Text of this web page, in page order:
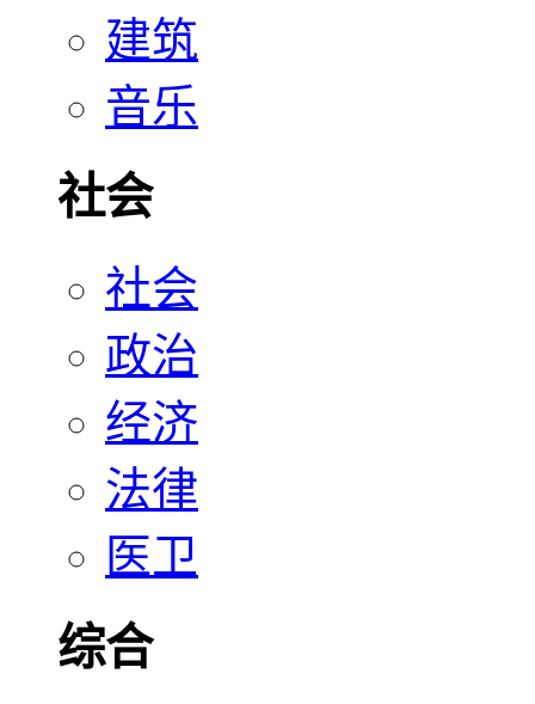
建筑
音乐
社会
社会
政治
经济
法律
医卫
综合